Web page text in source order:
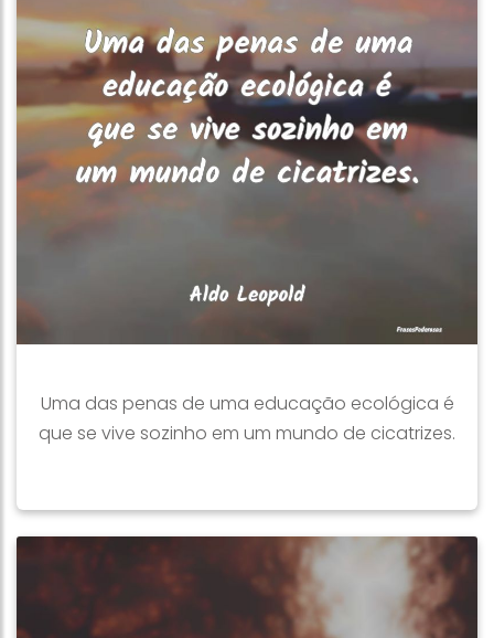
Uma das penas de uma educação ecológica é
que se vive sozinho em um mundo de cicatrizes.